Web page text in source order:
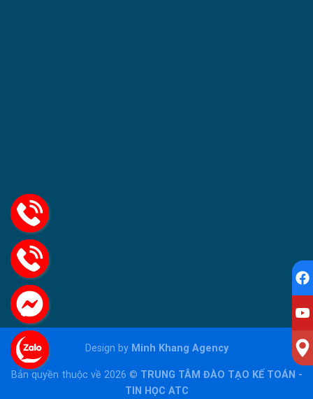
Design by Minh Khang Agency
Bản quyền thuộc về 2026 © TRUNG TÂM ĐÀO TẠO KẾ TOÁN -
TIN HỌC ATC